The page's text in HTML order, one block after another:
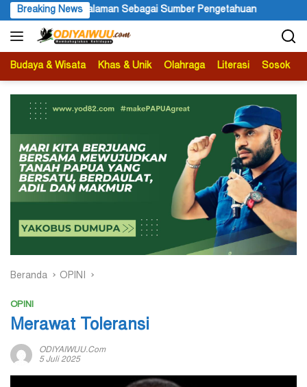
Langsung
ke
konten
Breaking News
Sumber Pengetahuan Ketua APS Papua
Budaya & Wisata Khas & Unik Olahraga Literasi Sosok
Beranda OPINI
OPINI
Merawat Toleransi
ODIYAIWUU.com
5 Juli 2025